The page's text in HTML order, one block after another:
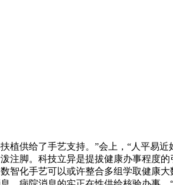
供给了手艺支持。”会上，“人平易近
注脚。科技立异是提拔健康办事程度
智化手艺可以或许整合多组学取健康